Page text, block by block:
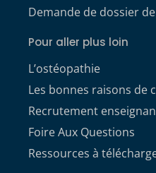
Demande de dossier
Pour aller plus loin
L’ostéopathie
Les bonnes raisons de
Recrutement
Foire Aux Questions
Ressources à